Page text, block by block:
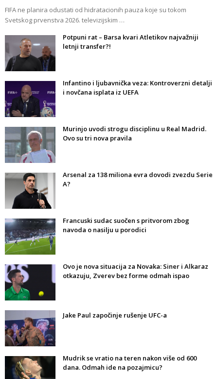
FIFA ne planira odustati od hidratacionih pauza koje su tokom
Svetskog prvenstva 2026. televizijskim …
Potpuni rat – Barsa kvari Atletikov najvažniji
letnji transfer?!
Infantino i ljubavnička veza: Kontroverzni detalji
i novčana isplata iz UEFA
Murinjo uvodi strogu disciplinu u Real Madrid.
Ovo su tri nova pravila
Arsenal za 138 miliona evra dovodi zvezdu Serie
A?
Francuski sudac suočen s pritvorom zbog
navoda o nasilju u porodici
Ovo je nova situacija za Novaka: Siner i Alkaraz
otkazuju, Zverev bez forme odmah ispao
Jake Paul započinje rušenje UFC-a
Mudrik se vratio na teren nakon više od 600
dana. Odmah ide na pozajmicu?